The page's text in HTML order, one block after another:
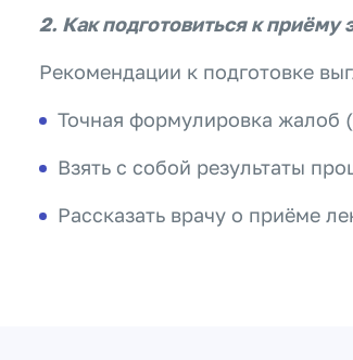
2. Как подготовиться к приёму
Рекомендации к подготовке
Точная формулировка жалоб
Взять с собой результаты
Рассказать врачу о приёме